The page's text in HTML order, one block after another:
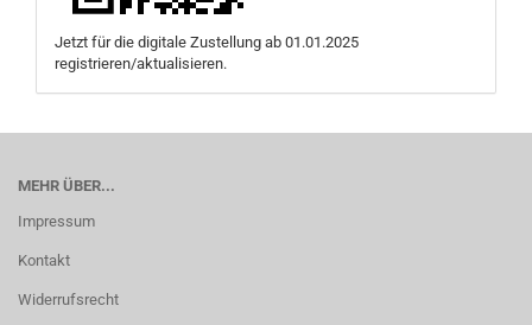
Jetzt für die digitale Zustellung ab 01.01.2025
registrieren/aktualisieren.
MEHR ÜBER...
Impressum
Kontakt
Widerrufsrecht